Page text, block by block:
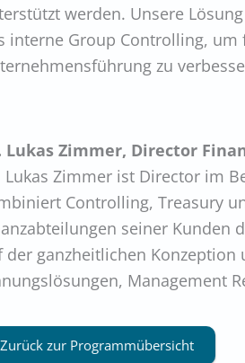
werden. Unsere
interne Group Controlling,
zu
Lukas Zimmer, Director
Lukas Zimmer ist Director im
Controlling, Treasury
seiner Kunden
der ganzheitlichen
Management
Zurück zur Programmübersicht